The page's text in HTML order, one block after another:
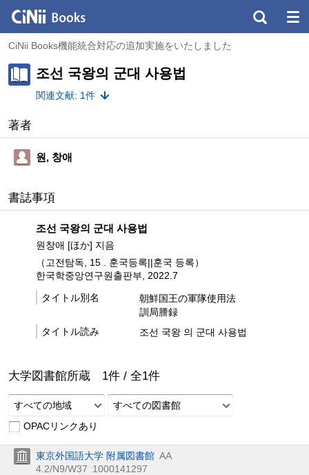
CiNii Books機能統合対応の追加実施をいたしました
조선 국왕의 군대 사용법
関連文献: 1件
著者
원, 창애
書誌事項
조선 국왕의 군대 사용법
원창애 [ほか] 지음
（고전탐독, 15 . 훈국등록||훈국 등록）
한국학중앙연구원출판부, 2022.7
タイトル別名
朝鮮国王の軍隊使用法
訓局謄録
タイトル読み
조선 국왕 의 군대 사용법
大学図書館所蔵 1件 / 全1件
すべての地域
すべての図書館
OPACリンクあり
東京外国語大学 附属図書館 AA
4.2/N9/W37 1000141297